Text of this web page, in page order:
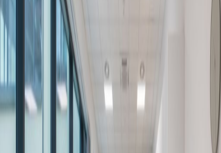
Irodák a
Irodatér
Gyakorlatias munkahelyek bármilyen méretű